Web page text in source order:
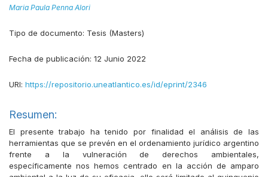
Maria Paula Penna Alori
Tipo de documento: Tesis (Masters)
Fecha de publicación: 12 Junio 2022
URI: https://repositorio.uneatlantico.es/id/eprint/2346
Resumen:
El presente trabajo ha tenido por finalidad el análisis de las
herramientas que se prevén en el ordenamiento jurídico argentino
frente a la vulneración de derechos ambientales,
específicamente nos hemos centrado en la acción de amparo